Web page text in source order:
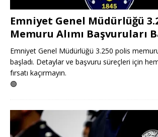
Emniyet Genel Müdürlüğü
Memuru Alımı Başvuruları
Emniyet Genel Müdürlüğü 3.250 polis memuru
başladı. Detaylar ve başvuru süreçleri için
fırsatı kaçırmayın.
🟢